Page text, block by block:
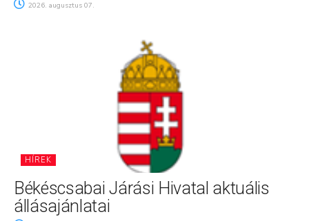
2026. augusztus 07.
HÍREK
Békéscsabai Járási Hivatal aktuális
állásajánlatai